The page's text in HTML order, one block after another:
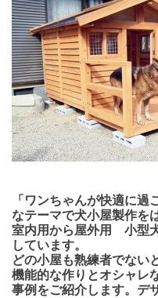
「ワンちゃんが快適に
なテーマで犬小屋製作を
室内用から屋外用 小型
しています。
どの小屋も熟練者でない
機能的な作りとオシャレ
事例をご紹介します。デ